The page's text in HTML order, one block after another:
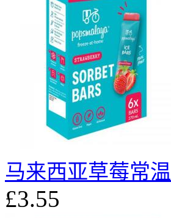
马来西亚草莓常
£3.55